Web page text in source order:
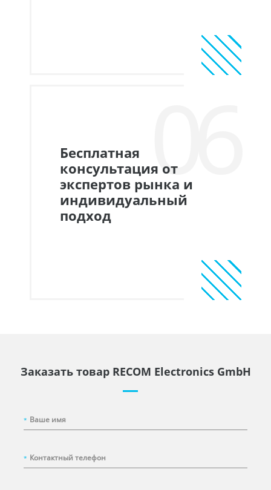
06
Бесплатная
консультация от
экспертов рынка и
индивидуальный
подход
Заказать товар RECOM Electronics GmbH
*
*